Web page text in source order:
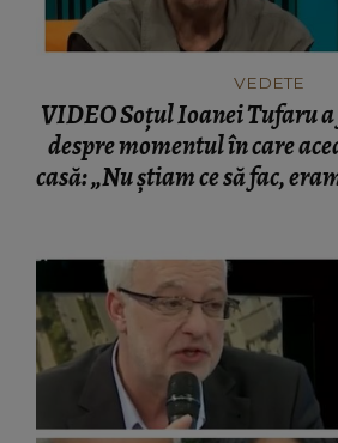
VEDETE
VIDEO Soțul Ioanei Tufaru
despre momentul în care
casă: „Nu știam ce să fac,